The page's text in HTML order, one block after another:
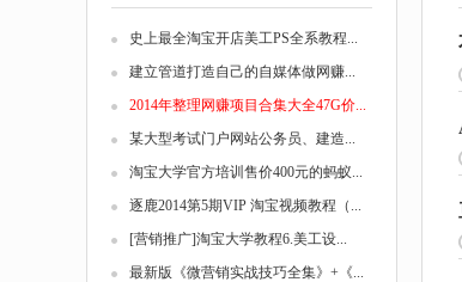
史上最全淘宝开店美工PS全系教程...
建立管道打造自己的自媒体做网赚...
2014年整理网赚项目合集大全47G价...
某大型考试门户网站公务员、建造...
淘宝大学官方培训售价400元的蚂蚁...
逐鹿2014第5期VIP 淘宝视频教程（...
[营销推广]淘宝大学教程6.美工设...
最新版《微营销实战技巧全集》+《...